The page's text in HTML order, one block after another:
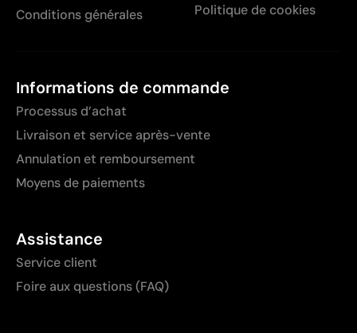
Conditions générales
Politique de cookies
Informations de commande
Processus d’achat
Livraison et service après-vente
Annulation et remboursement
Moyens de paiements
Assistance
Service client
Foire aux questions (FAQ)